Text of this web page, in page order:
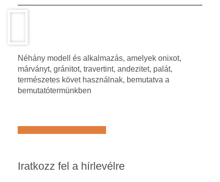
Néhány modell és alkalmazás, amelyek onixot,
márványt, gránitot, travertint, andezitet, palát,
természetes követ használnak, bemutatva a
bemutatótermünkben
Iratkozz fel a hírlevélre